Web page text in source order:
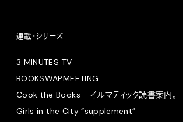
連載・シリーズ
3 MINUTES TV
BOOKSWAPMEETING
Cook the Books - イルマティック読書案内。-
Girls in the City “supplement”